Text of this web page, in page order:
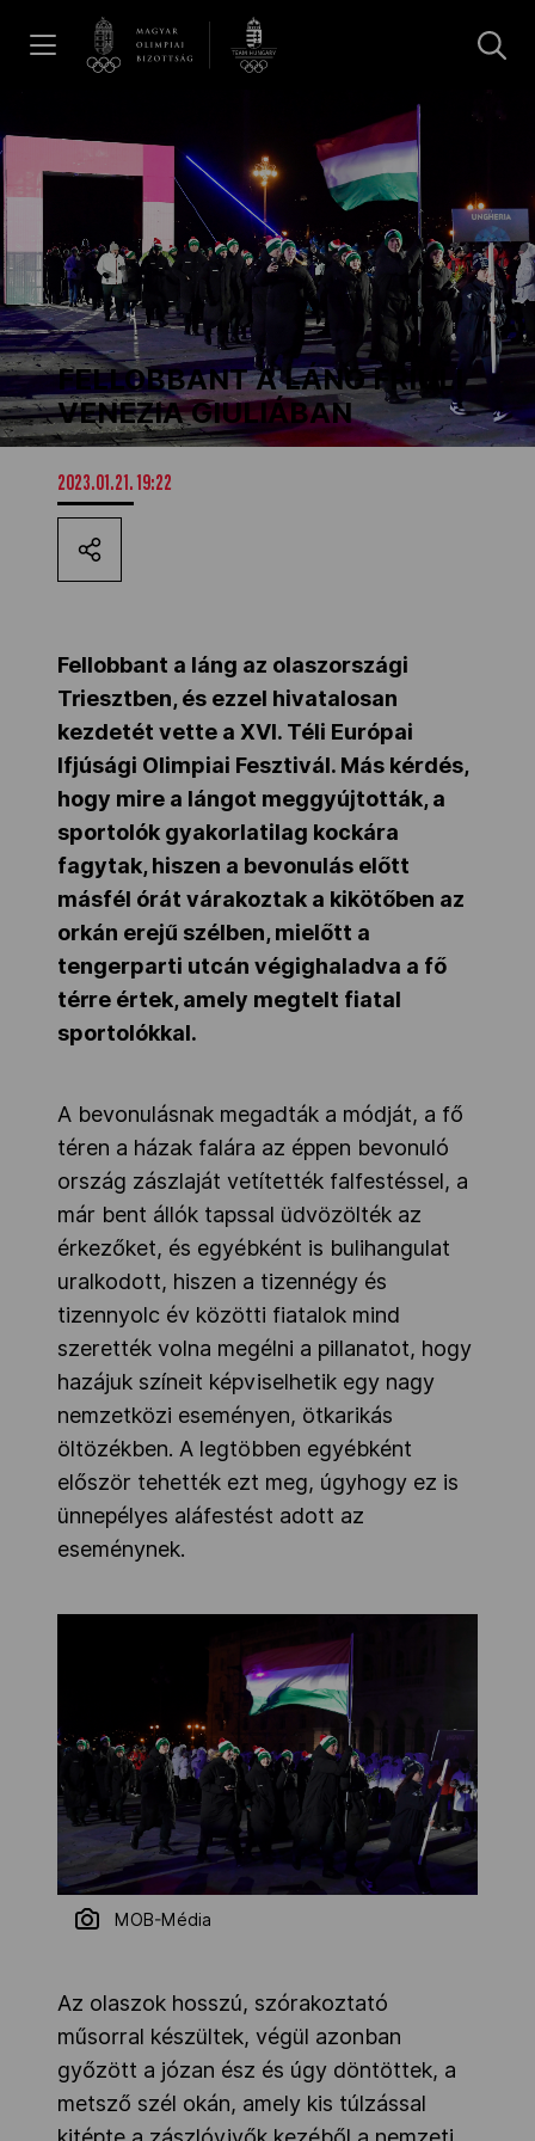
Hírek
Dakar 2026
Los Angeles 2028
MOB
Kettőskarrier-program
NOB
Társszervezetek
OVEP
Adatbank
FELLOBBANT A LÁNG FRIULI
VENEZIA GIULIÁBAN
2023.01.21. 19:22
Fellobbant a láng az olaszországi
Triesztben, és ezzel hivatalosan
kezdetét vette a XVI. Téli Európai
Ifjúsági Olimpiai Fesztivál. Más kérdés,
hogy mire a lángot meggyújtották, a
sportolók gyakorlatilag kockára
fagytak, hiszen a bevonulás előtt
másfél órát várakoztak a kikötőben az
orkán erejű szélben, mielőtt a
tengerparti utcán végighaladva a fő
térre értek, amely megtelt fiatal
sportolókkal.
A bevonulásnak megadták a módját, a fő
téren a házak falára az éppen bevonuló
ország zászlaját vetítették falfestéssel, a
már bent állók tapssal üdvözölték az
érkezőket, és egyébként is bulihangulat
uralkodott, hiszen a tizennégy és
tizennyolc év közötti fiatalok mind
szerették volna megélni a pillanatot, hogy
hazájuk színeit képviselhetik egy nagy
nemzetközi eseményen, ötkarikás
öltözékben. A legtöbben egyébként
először tehették ezt meg, úgyhogy ez is
ünnepélyes aláfestést adott az
eseménynek.
MOB-Média
Az olaszok hosszú, szórakoztató
műsorral készültek, végül azonban
győzött a józan ész és úgy döntöttek, a
metsző szél okán, amely kis túlzással